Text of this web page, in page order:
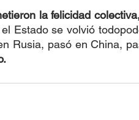
la felicidad
Estado se volvió
Rusia, pasó en China,